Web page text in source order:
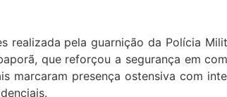
realizada pela guarnição da Polícia
que reforçou a segurança em
marcaram presença ostensiva com